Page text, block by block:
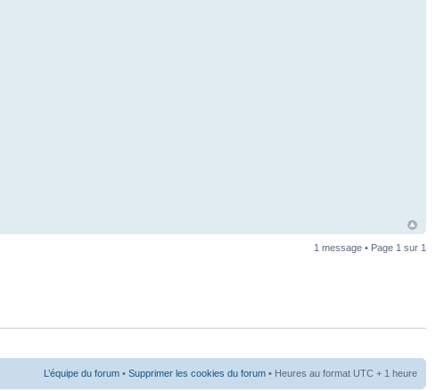
1 message • Page 1 sur 1
L’équipe du forum • Supprimer les cookies du forum • Heures au format UTC + 1 heure